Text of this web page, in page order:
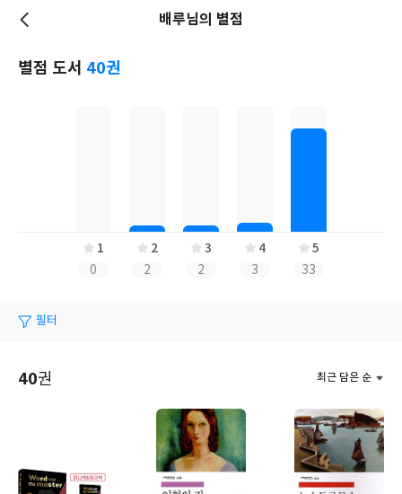
배루님의 별점
별점 도서 40권
1
0
2
2
3
2
4
3
5
33
필터
최근 담은 순
40권